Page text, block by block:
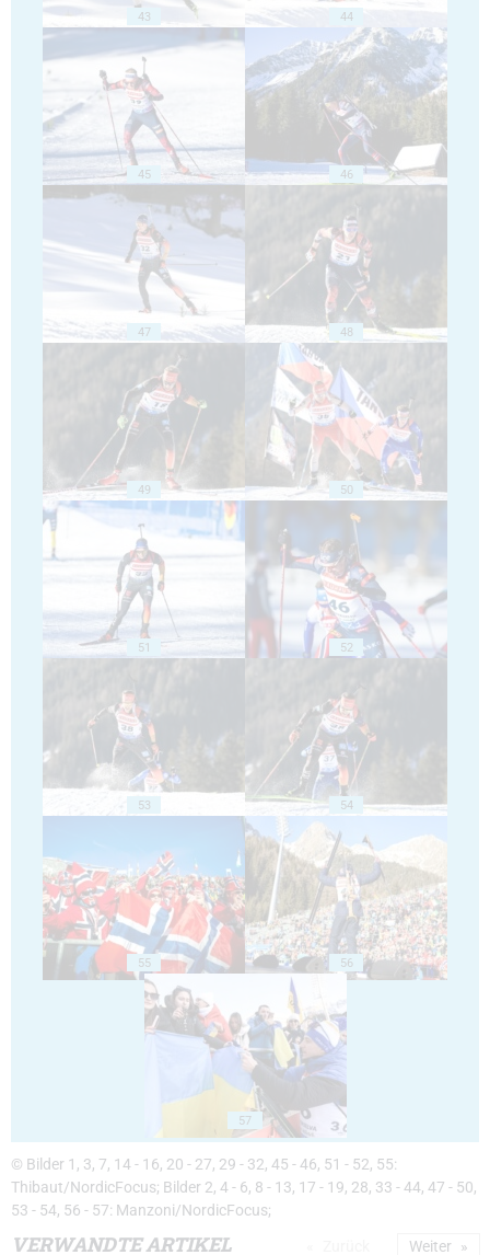
43 44
45 46
47 48
49 50
51 52
53 54
55 56
57
© Bilder 1, 3, 7, 14 - 16, 20 - 27, 29 - 32, 45 - 46, 51 - 52, 55:
Thibaut/NordicFocus; Bilder 2, 4 - 6, 8 - 13, 17 - 19, 28, 33 - 44, 47 - 50,
53 - 54, 56 - 57: Manzoni/NordicFocus;
VERWANDTE ARTIKEL Weiter